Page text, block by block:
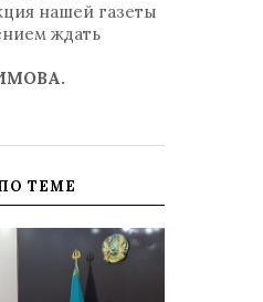
нашей газеты
ждать
ТЕМЕ